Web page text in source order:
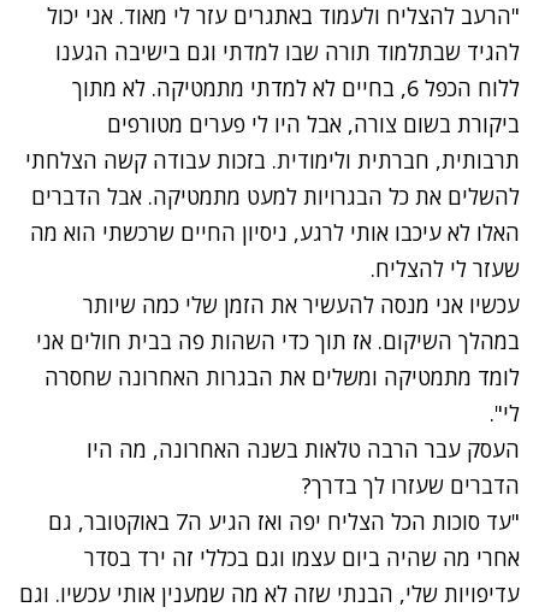
"הרעב להצליח ולעמוד באתגרים עזר לי מאוד. אני יכול
להגיד שבתלמוד תורה שבו למדתי וגם בישיבה הגענו
ללוח הכפל 6, בחיים לא למדתי מתמטיקה. לא מתוך
ביקורת בשום צורה, אבל היו לי פערים מטורפים
תרבותית, חברתית ולימודית. בזכות עבודה קשה הצלחתי
להשלים את כל הבגרויות למעט מתמטיקה. אבל הדברים
האלו לא עיכבו אותי לרגע, ניסיון החיים שרכשתי הוא מה
שעזר לי להצליח.
עכשיו אני מנסה להעשיר את הזמן שלי כמה שיותר
במהלך השיקום. אז תוך כדי השהות פה בבית חולים אני
לומד מתמטיקה ומשלים את הבגרות האחרונה שחסרה
לי".
העסק עבר הרבה טלאות בשנה האחרונה, מה היו
הדברים שעזרו לך בדרך?
"עד סוכות הכל הצליח יפה ואז הגיע ה7 באוקטובר, גם
אחרי מה שהיה ביום עצמו וגם בכללי זה ירד בסדר
עדיפויות שלי, הבנתי שזה לא מה שמענין אותי עכשיו. וגם